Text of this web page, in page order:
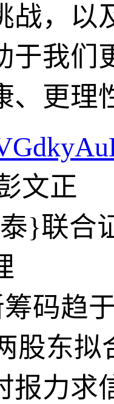
战，以
于我们
、更理
文正
}联合
筹码趋
股东拟
报力求